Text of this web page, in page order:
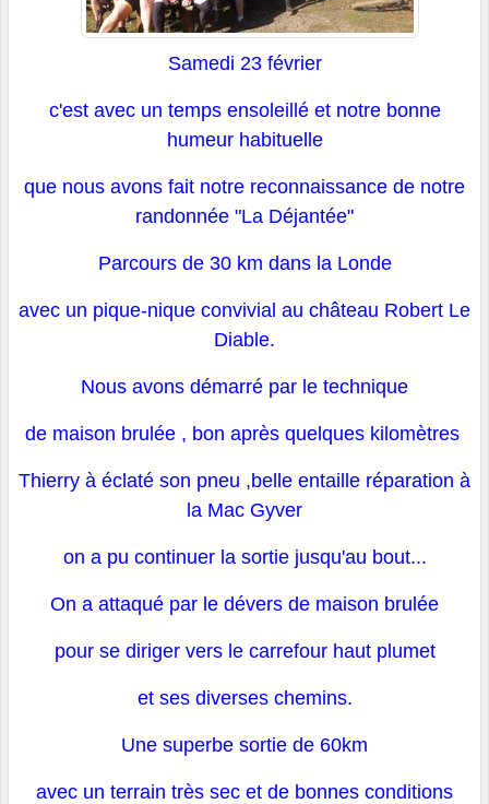
Samedi 23 février
c'est avec un temps ensoleillé et notre bonne
humeur habituelle
que nous avons fait notre reconnaissance de notre
randonnée "La Déjantée"
Parcours de 30 km dans la Londe
avec un pique-nique convivial au château Robert Le
Diable.
Nous avons démarré par le technique
de maison brulée , bon après quelques kilomètres
Thierry à éclaté son pneu ,belle entaille réparation à
la Mac Gyver
on a pu continuer la sortie jusqu'au bout...
On a attaqué par le dévers de maison brulée
pour se diriger vers le carrefour haut plumet
et ses diverses chemins.
Une superbe sortie de 60km
avec un terrain très sec et de bonnes conditions